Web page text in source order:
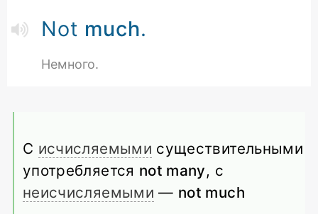
Not much.
Немного.
С исчисляемыми существительными
употребляется not many, с
неисчисляемыми — not much